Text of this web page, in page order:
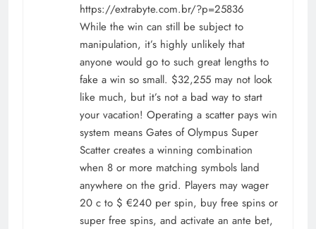
https://extrabyte.com.br/?p=25836
While the win can still be subject to
manipulation, it’s highly unlikely that
anyone would go to such great lengths to
fake a win so small. $32,255 may not look
like much, but it’s not a bad way to start
your vacation! Operating a scatter pays win
system means Gates of Olympus Super
Scatter creates a winning combination
when 8 or more matching symbols land
anywhere on the grid. Players may wager
20 c to $ €240 per spin, buy free spins or
super free spins, and activate an ante bet,